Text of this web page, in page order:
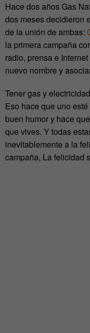
Hace dos años Gas
dos meses decidieron
de la unión de ambas:
la primera campaña
radio, prensa e
nuevo nombre y
Tener gas y
Eso hace que uno
buen humor y hace
que vives. Y todas
inevitablemente a la
campaña, La felicidad